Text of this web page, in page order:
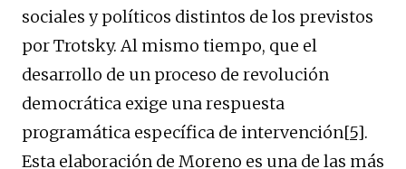
sociales y políticos distintos de los previstos
por Trotsky. Al mismo tiempo, que el
desarrollo de un proceso de revolución
democrática exige una respuesta
programática específica de intervención[5].
Esta elaboración de Moreno es una de las más